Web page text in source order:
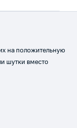
на положительную
шутки вместо